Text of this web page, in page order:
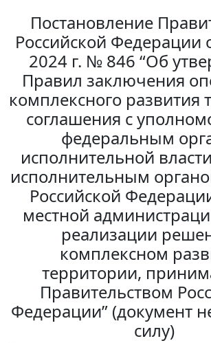
Постановление
Российской Федерации
2024 г. № 846 “Об
Правил заключения
комплексного развития
соглашения с
федеральным
исполнительной
исполнительным
Российской
местной
реализации
комплексном
территории,
Правительством
Федерации” (документ
силу)